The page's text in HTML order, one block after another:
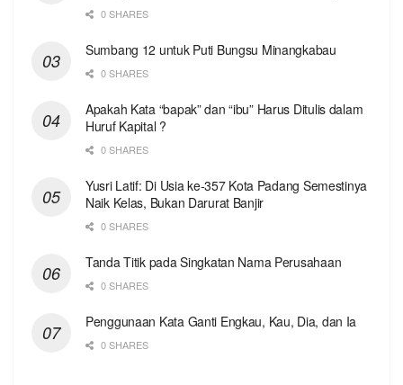
0 SHARES
Sumbang 12 untuk Puti Bungsu Minangkabau
0 SHARES
Apakah Kata “bapak” dan “ibu” Harus Ditulis dalam
Huruf Kapital ?
0 SHARES
Yusri Latif: Di Usia ke-357 Kota Padang Semestinya
Naik Kelas, Bukan Darurat Banjir
0 SHARES
Tanda Titik pada Singkatan Nama Perusahaan
0 SHARES
Penggunaan Kata Ganti Engkau, Kau, Dia, dan Ia
0 SHARES